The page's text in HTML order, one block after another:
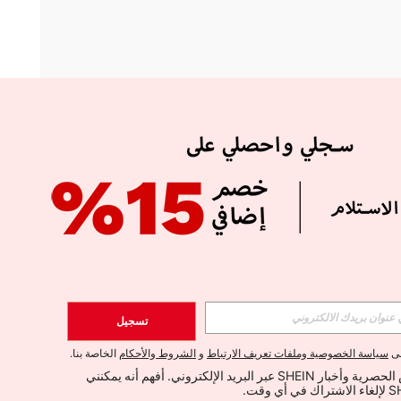
الإشتراك
اشتراك
تسجيل
سياسة الخصوصية وملفات تعريف الارتباط و الشروط والأحكام الخاصة بنا.
أود تلقي العروض الحصرية وأخبار SHEIN عبر البريد الإلكتروني. أفهم أنه يمكنني